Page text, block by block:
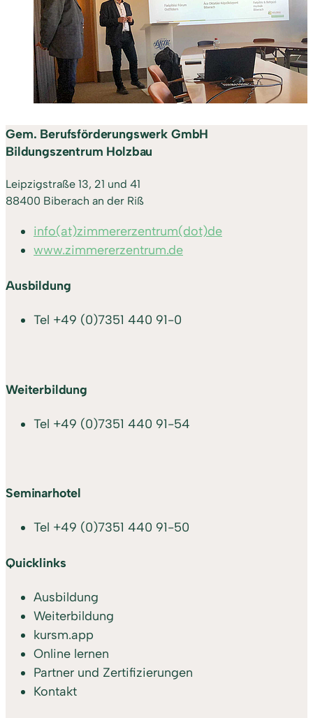
Gem. Berufsförderungswerk GmbH
Bildungszentrum Holzbau
Leipzigstraße 13, 21 und 41
88400 Biberach an der Riß
info(at)zimmererzentrum(dot)de
www.zimmererzentrum.de
Ausbildung
Tel +49 (0)7351 440 91-0
Weiterbildung
Tel +49 (0)7351 440 91-54
Seminarhotel
Tel +49 (0)7351 440 91-50
Quicklinks
Ausbildung
Weiterbildung
kursm.app
Online lernen
Partner und Zertifizierungen
Kontakt